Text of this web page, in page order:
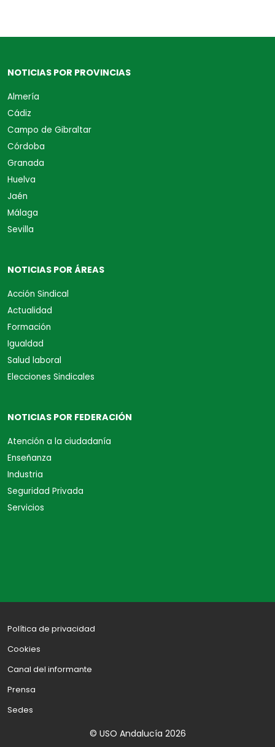
NOTICIAS POR PROVINCIAS
Almería
Cádiz
Campo de Gibraltar
Córdoba
Granada
Huelva
Jaén
Málaga
Sevilla
NOTICIAS POR ÁREAS
Acción Sindical
Actualidad
Formación
Igualdad
Salud laboral
Elecciones Sindicales
NOTICIAS POR FEDERACIÓN
Atención a la ciudadanía
Enseñanza
Industria
Seguridad Privada
Servicios
Política de privacidad
Cookies
Canal del informante
Prensa
Sedes
© USO Andalucía 2026